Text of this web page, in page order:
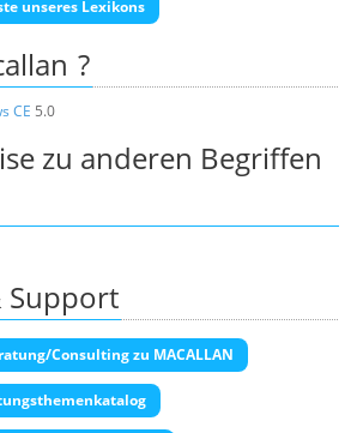
uns
unseres Lexikons
?
CE 5.0
zu anderen Begriffen
Support
Consulting zu MACALLAN